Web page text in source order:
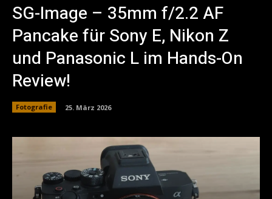
SG-Image – 35mm f/2.2 AF
Pancake für Sony E, Nikon Z
und Panasonic L im Hands-On
Review!
Fotografie 25. März 2026